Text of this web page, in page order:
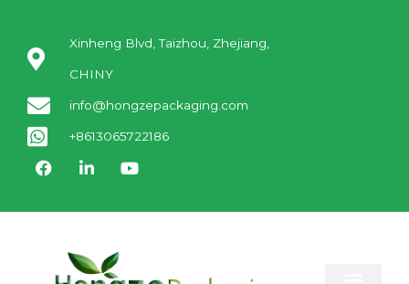
Xinheng Blvd, Taizhou, Zhejiang,
CHINY
info@hongzepackaging.com
+8613065722186